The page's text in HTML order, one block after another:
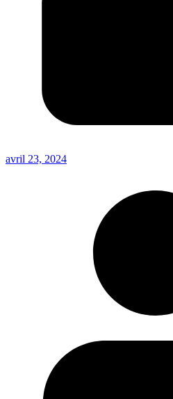
avril 23, 2024